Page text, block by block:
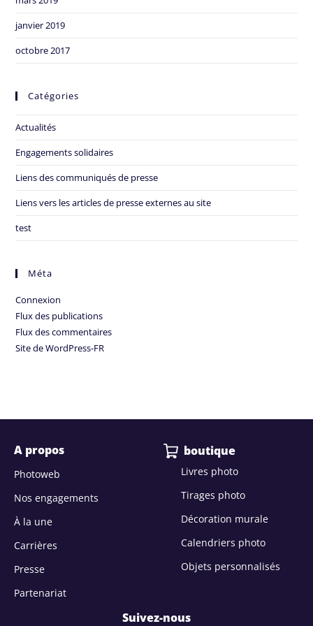
janvier 2019
octobre 2017
Catégories
Actualités
Engagements solidaires
Liens des communiqués de presse
Liens vers les articles de presse externes au site
test
Méta
Connexion
Flux des publications
Flux des commentaires
Site de WordPress-FR
A propos
Photoweb
Nos engagements
À la une
Carrières
Presse
Partenariat
Suivez-nous
boutique
Livres photo
Tirages photo
Décoration murale
Calendriers photo
Objets personnalisés